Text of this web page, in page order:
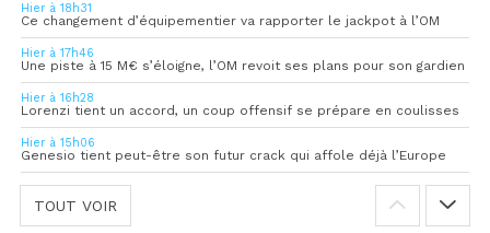
Hier à 18h31
Ce changement d’équipementier va rapporter le jackpot à l’OM
Hier à 17h46
Une piste à 15 M€ s’éloigne, l’OM revoit ses plans pour son gardien
Hier à 16h28
Lorenzi tient un accord, un coup offensif se prépare en coulisses
Hier à 15h06
Genesio tient peut-être son futur crack qui affole déjà l’Europe
TOUT VOIR